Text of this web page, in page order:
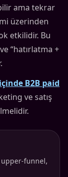
ama tekrar
üzerinden
etkilidir. Bu
“hatırlatma +
B2B paid
ve satış
upper-funnel,